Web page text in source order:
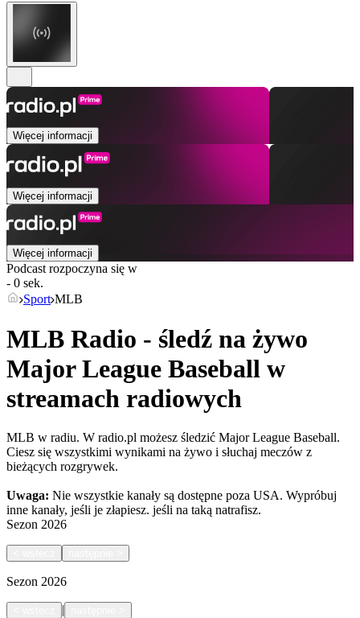
Więcej informacji
Więcej informacji
Więcej informacji
Podcast rozpoczyna się w
- 0 sek.
Sport MLB
MLB Radio - śledź na żywo
Major League Baseball w
streamach radiowych
MLB w radiu. W radio.pl możesz śledzić Major League Baseball.
Ciesz się wszystkimi wynikami na żywo i słuchaj meczów z
bieżących rozgrywek.
Uwaga: Nie wszystkie kanały są dostępne poza USA. Wypróbuj
inne kanały, jeśli je złapiesz. jeśli na taką natrafisz.
Sezon 2026
Sezon 2026
|